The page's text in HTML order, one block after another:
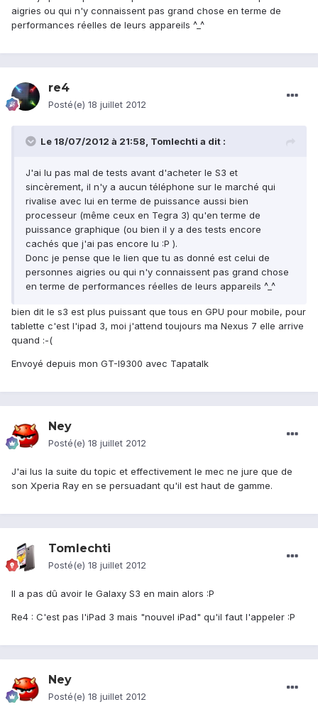
aigries ou qui n'y connaissent pas grand chose en terme de
performances réelles de leurs appareils ^_^
re4
Posté(e) 18 juillet 2012
Le 18/07/2012 à 21:58, Tomlechti a dit :
J'ai lu pas mal de tests avant d'acheter le S3 et
sincèrement, il n'y a aucun téléphone sur le marché qui
rivalise avec lui en terme de puissance aussi bien
processeur (même ceux en Tegra 3) qu'en terme de
puissance graphique (ou bien il y a des tests encore
cachés que j'ai pas encore lu :P ).
Donc je pense que le lien que tu as donné est celui de
personnes aigries ou qui n'y connaissent pas grand chose
en terme de performances réelles de leurs appareils ^_^
bien dit le s3 est plus puissant que tous en GPU pour mobile, pour
tablette c'est l'ipad 3, moi j'attend toujours ma Nexus 7 elle arrive
quand :-(
Envoyé depuis mon GT-I9300 avec Tapatalk
Ney
Posté(e) 18 juillet 2012
J'ai lus la suite du topic et effectivement le mec ne jure que de
son Xperia Ray en se persuadant qu'il est haut de gamme.
Tomlechti
Posté(e) 18 juillet 2012
Il a pas dû avoir le Galaxy S3 en main alors :P
Re4 : C'est pas l'iPad 3 mais "nouvel iPad" qu'il faut l'appeler :P
Ney
Posté(e) 18 juillet 2012